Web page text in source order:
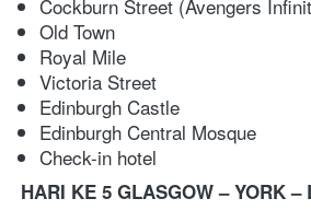
Cockburn Street (Avengers
Old Town
Royal Mile
Victoria Street
Edinburgh Castle
Edinburgh Central Mosque
Check-in hotel
HARI KE 5 GLASGOW – YORK –